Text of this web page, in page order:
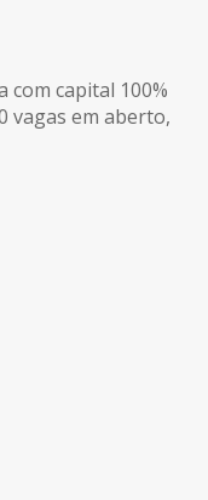
capital 100%
vagas em aberto,